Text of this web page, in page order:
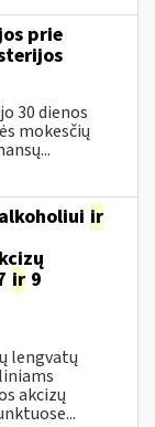
prie
30 dienos
mokesčių
ir
ir 9
lengvatų
akcizų